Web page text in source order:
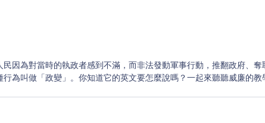
因為對當時的執政者感到不滿，而非法發動軍事行動，推翻政府、奪
為叫做「政變」。你知道它的英文要怎麼說嗎？一起來聽聽威廉的教